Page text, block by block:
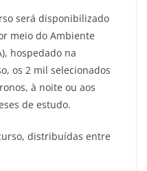
será disponibilizado
meio do Ambiente
hospedado na
os 2 mil selecionados
à noite ou aos
de estudo.
distribuídas entre